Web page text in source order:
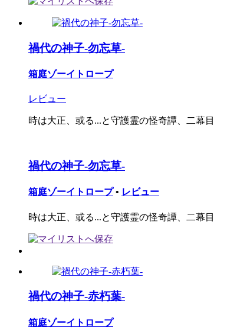
禍代の神子-勿忘草-
箱庭ゾーイトロープ
レビュー
時は大正、或る...と守護霊の怪奇譚、二幕目
禍代の神子-勿忘草-
箱庭ゾーイトロープ • レビュー
時は大正、或る...と守護霊の怪奇譚、二幕目
禍代の神子-赤朽葉-
箱庭ゾーイトロープ